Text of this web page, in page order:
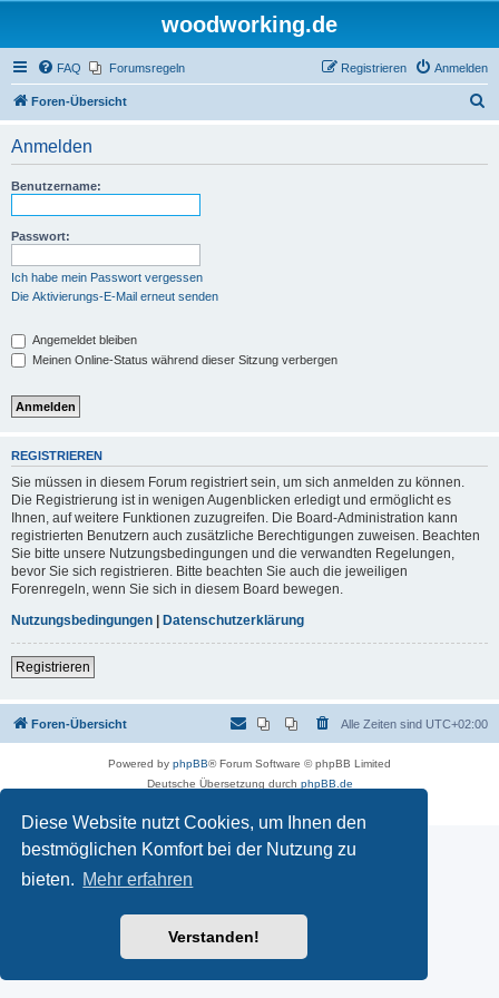
Diese Website nutzt Cookies, um Ihnen den
bestmöglichen Komfort bei der Nutzung zu
bieten. Mehr erfahren
Verstanden!
woodworking.de
FAQ Forumsregeln Anmelden
Registrieren
Foren-Übersicht
Anmelden
Benutzername:
Passwort:
Ich habe mein Passwort vergessen
Die Aktivierungs-E-Mail erneut senden
Angemeldet bleiben
Meinen Online-Status während dieser Sitzung verbergen
REGISTRIEREN
Sie müssen in diesem Forum registriert sein, um sich anmelden zu können.
Die Registrierung ist in wenigen Augenblicken erledigt und ermöglicht es
Ihnen, auf weitere Funktionen zuzugreifen. Die Board-Administration kann
registrierten Benutzern auch zusätzliche Berechtigungen zuweisen. Beachten
Sie bitte unsere Nutzungsbedingungen und die verwandten Regelungen,
bevor Sie sich registrieren. Bitte beachten Sie auch die jeweiligen
Forenregeln, wenn Sie sich in diesem Board bewegen.
Nutzungsbedingungen | Datenschutzerklärung
Registrieren
Foren-Übersicht Alle Zeiten sind UTC+02:00
Powered by phpBB® Forum Software © phpBB Limited
Deutsche Übersetzung durch phpBB.de